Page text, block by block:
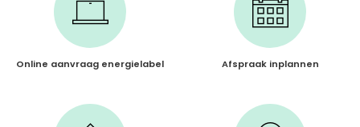
Online aanvraag energielabel Afspraak inplannen